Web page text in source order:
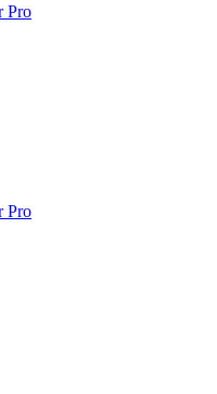
Pro
Pro